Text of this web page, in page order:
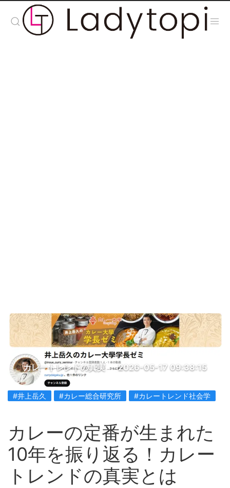
カレートレンドの真実 2026-05-17 09:38:15
#井上岳久 #カレー総合研究所 #カレートレンド社会学
カレーの定番が生まれた
10年を振り返る！カレー
トレンドの真実とは